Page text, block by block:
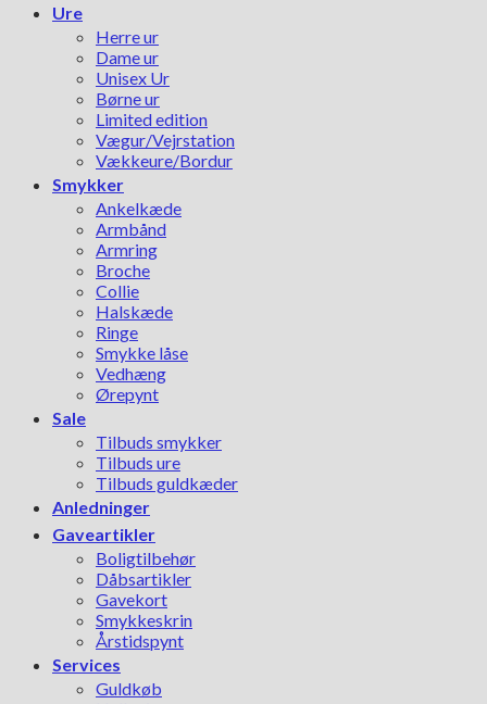
Ure
Herre ur
Dame ur
Unisex Ur
Børne ur
Limited edition
Vægur/Vejrstation
Vækkeure/Bordur
Smykker
Ankelkæde
Armbånd
Armring
Broche
Collie
Halskæde
Ringe
Smykke låse
Vedhæng
Ørepynt
Sale
Tilbuds smykker
Tilbuds ure
Tilbuds guldkæder
Anledninger
Gaveartikler
Boligtilbehør
Dåbsartikler
Gavekort
Smykkeskrin
Årstidspynt
Services
Guldkøb